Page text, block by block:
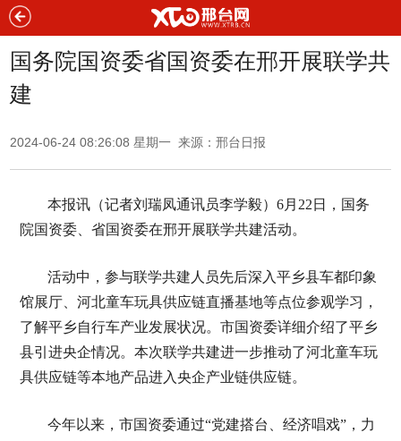
国务院国资委省国资委在邢开展联学共
建
2024-06-24 08:26:08 星期一 来源：邢台日报
本报讯（记者刘瑞凤通讯员李学毅）6月22日，国务
院国资委、省国资委在邢开展联学共建活动。
活动中，参与联学共建人员先后深入平乡县车都印象
馆展厅、河北童车玩具供应链直播基地等点位参观学习，
了解平乡自行车产业发展状况。市国资委详细介绍了平乡
县引进央企情况。本次联学共建进一步推动了河北童车玩
具供应链等本地产品进入央企产业链供应链。
今年以来，市国资委通过“党建搭台、经济唱戏”，力